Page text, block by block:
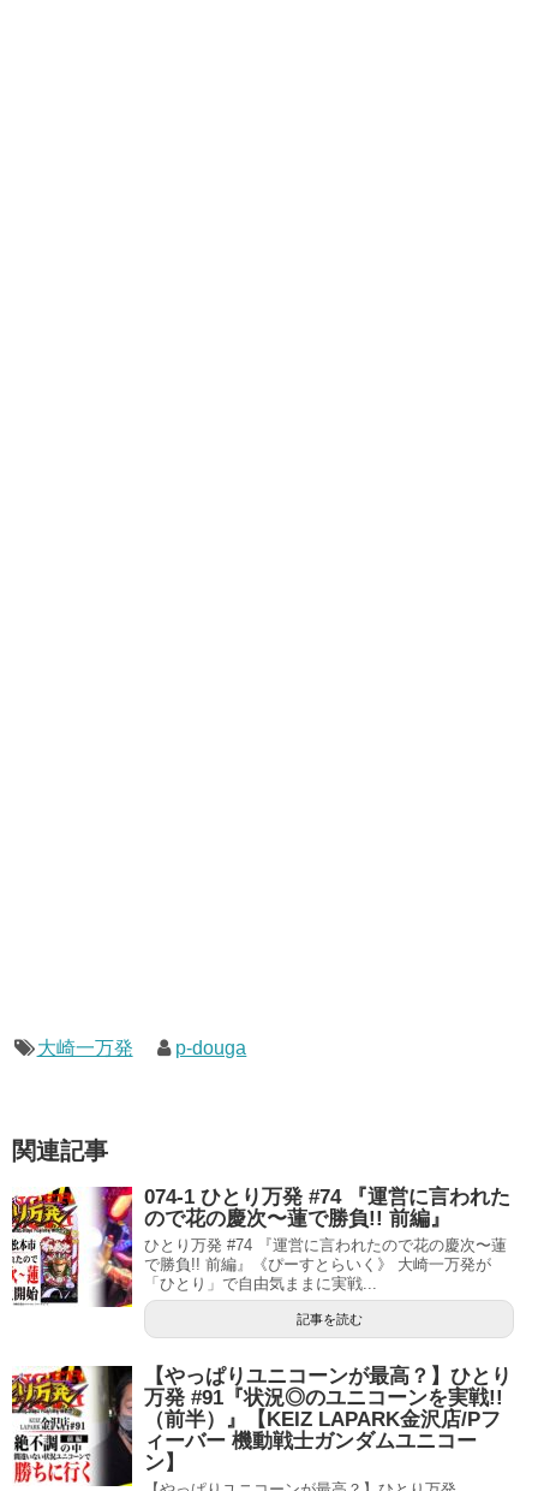
大崎一万発 p-douga
関連記事
074-1 ひとり万発 #74 『運営に言われた
ので花の慶次〜蓮で勝負!! 前編』
ひとり万発 #74 『運営に言われたので花の慶次〜蓮
で勝負!! 前編』《ぴーすとらいく》 大崎一万発が
「ひとり」で自由気ままに実戦...
記事を読む
【やっぱりユニコーンが最高？】ひとり
万発 #91『状況◎のユニコーンを実戦!!
（前半）』【KEIZ LAPARK金沢店/Pフ
ィーバー 機動戦士ガンダムユニコー
ン】